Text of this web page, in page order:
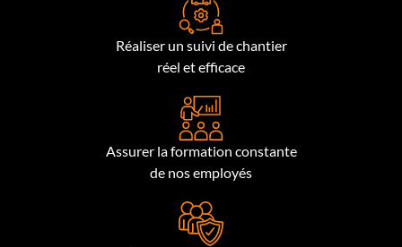
Réaliser un suivi de chantier
réel et efficace
Assurer la formation constante
de nos employés